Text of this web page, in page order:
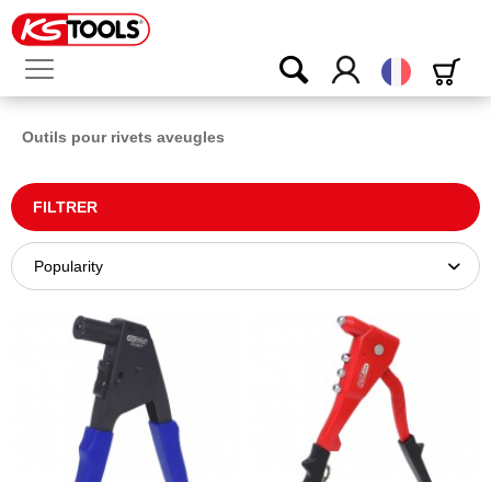
Français
Outils pour rivets aveugles
FILTRER